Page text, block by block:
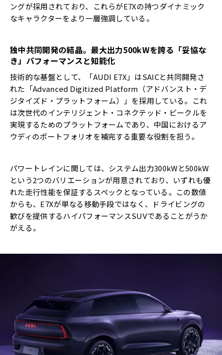
ングが採用されており、これらがE7Xの持つダイナミック
なキャラクターをより一層強調している。
独中共同開発の結晶。最大出力500kWを誇る「妥協な
き」パフォーマンスと知能化
技術的な基盤として、「AUDI E7X」はSAICと共同開発さ
れた「Advanced Digitized Platform（アドバンスト・デ
ジタイズド・プラットフォーム）」を採用している。これ
は次世代のインテリジェント・コネクテッド・ビークルを
実現するためのプラットフォームであり、中国におけるア
ウディのポートフォリオを補完する重要な役割を担う。
パワートレインに関しては、システム出力300kWと500kW
という2つのバリエーションが用意されており、いずれも優
れた走行性能を保証するスペックとなっている。この数値
からも、E7Xが単なる移動手段ではなく、ドライビングの
歓びを提供するハイパフォーマンスSUVであることがうか
がえる。